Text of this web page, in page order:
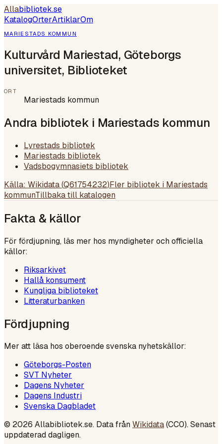
Allabibliotek.se
KatalogOrterArtiklarOm
MARIESTADS KOMMUN
Kulturvård Mariestad, Göteborgs
universitet, Biblioteket
ORT
Mariestads kommun
Andra bibliotek i Mariestads kommun
Lyrestads bibliotek
Mariestads bibliotek
Vadsbogymnasiets bibliotek
Källa: Wikidata (Q61754232)Fler bibliotek i Mariestads
kommunTillbaka till katalogen
Fakta & källor
För fördjupning, läs mer hos myndigheter och officiella
källor:
Riksarkivet
Hallå konsument
Kungliga biblioteket
Litteraturbanken
Fördjupning
Mer att läsa hos oberoende svenska nyhetskällor:
Göteborgs-Posten
SVT Nyheter
Dagens Nyheter
Dagens Industri
Svenska Dagbladet
© 2026 Allabibliotek.se. Data frånWikidata(CC0). Senast
uppdaterad dagligen.